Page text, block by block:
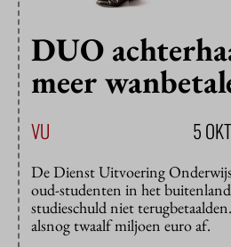
DUO
meer
VU 5
De Dienst Uitvoering
oud-studenten in het
studieschuld niet
alsnog twaalf miljoen euro af.